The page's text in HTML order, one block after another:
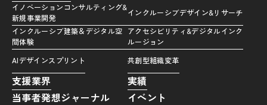
イノベーションコンサルティング&
新規事業開発
インクルーシブデザイン&リサーチ
インクルーシブ建築＆デジタル空
間体験
アクセシビリティ&デジタルインク
ルージョン
AIデザインスプリント
共創型組織変革
支援業界
実績
当事者発想ジャーナル
イベント